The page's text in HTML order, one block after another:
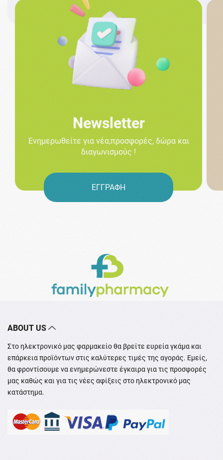
Newsletter
Ενημερωθείτε για νέα,προσφορές, δώρα και
διαγωνισμούς !
ΕΓΓΡΑΦΗ
ABOUT US
Στο ηλεκτρονικό μας φαρμακείο θα βρείτε ευρεία γκάμα και
επάρκεια προϊόντων στις καλύτερες τιμές της αγοράς. Εμείς,
θα φροντίσουμε να ενημερώνεστε έγκαιρα για τις προσφορές
μας καθώς και για τις νέες αφίξεις στο ηλεκτρονικό μας
κατάστημα.